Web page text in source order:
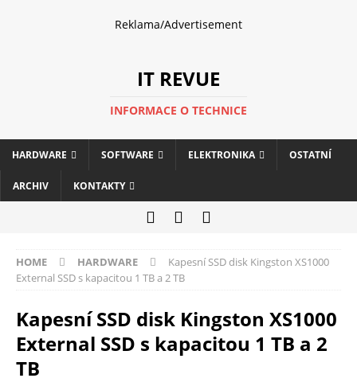
Reklama/Advertisement
IT REVUE
INFORMACE O TECHNICE
HARDWARE SOFTWARE ELEKTRONIKA OSTATNÍ
ARCHIV KONTAKTY
HOME HARDWARE
Kapesní SSD disk Kingston XS1000
External SSD s kapacitou 1 TB a 2 TB
Kapesní SSD disk Kingston XS1000
External SSD s kapacitou 1 TB a 2
TB